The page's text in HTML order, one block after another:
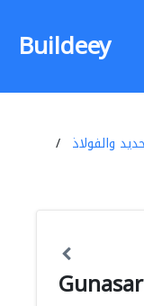
Buildeey
والفولاذ